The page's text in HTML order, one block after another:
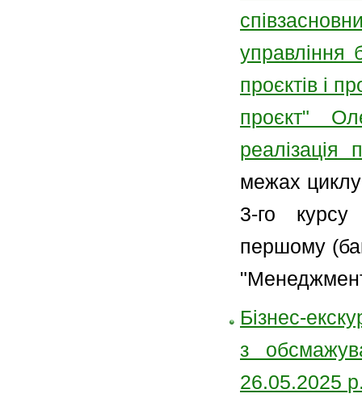
управління
проєктів і
проєкт"
реалізація
межах
3-го курсу
першому
Бізнес-
з
26.05.2025